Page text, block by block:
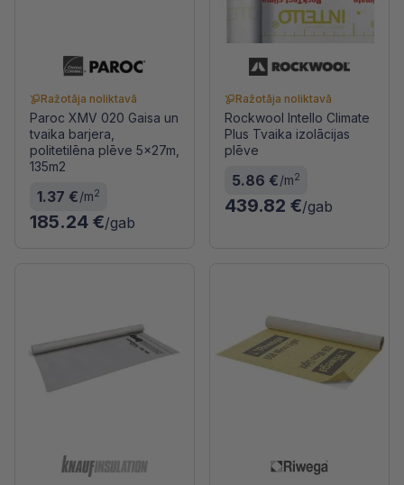
Ražotāja noliktavā
Paroc XMV 020 Gaisa un
tvaika barjera,
politetilēna plēve 5x27m,
135m2
1.37 €/m2
185.24 €/gab
Ražotāja noliktavā
Rockwool Intello Climate
Plus Tvaika izolācijas
plēve
5.86 €/m2
439.82 €/gab